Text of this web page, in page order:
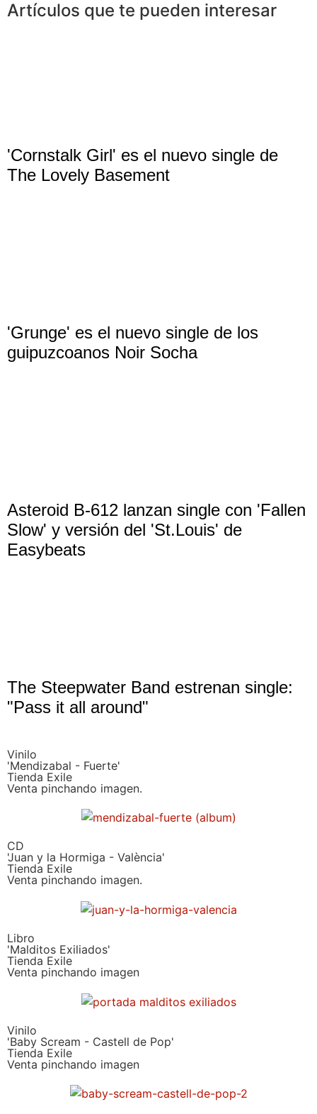
Artículos que te pueden interesar
'Cornstalk Girl' es el nuevo single de
The Lovely Basement
'Grunge' es el nuevo single de los
guipuzcoanos Noir Socha
Asteroid B-612 lanzan single con 'Fallen
Slow' y versión del 'St.Louis' de
Easybeats
The Steepwater Band estrenan single:
"Pass it all around"
Vinilo
'Mendizabal - Fuerte'
Tienda Exile
Venta pinchando imagen.
CD
'Juan y la Hormiga - València'
Tienda Exile
Venta pinchando imagen.
Libro
'Malditos Exiliados'
Tienda Exile
Venta pinchando imagen
Vinilo
'Baby Scream - Castell de Pop'
Tienda Exile
Venta pinchando imagen